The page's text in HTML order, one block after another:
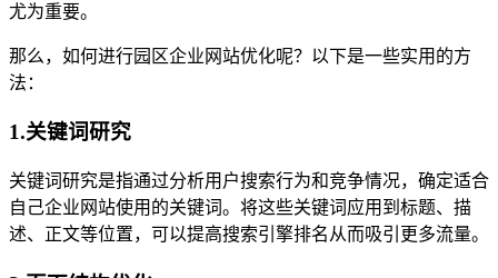
尤为重要。
那么，如何进行园区企业网站优化呢？以下是一些实用的方
法：
1.关键词研究
关键词研究是指通过分析用户搜索行为和竞争情况，确定适合
自己企业网站使用的关键词。将这些关键词应用到标题、描
述、正文等位置，可以提高搜索引擎排名从而吸引更多流量。